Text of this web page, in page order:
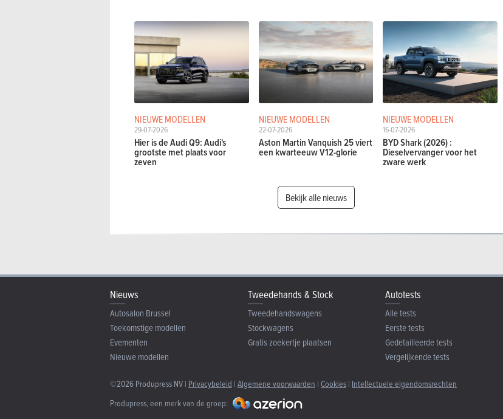
NIEUWE MODELLEN
29-07-2026
Hier is de Audi Q9: Audi's
grootste met plaats voor
zeven
NIEUWE MODELLEN
22-07-2026
Aston Martin Vanquish 25 viert
een kwarteeuw V12-glorie
NIEUWE MODELLEN
16-07-2026
BYD Shark (2026) :
Dieselvervanger voor het
zware werk
Bekijk alle nieuws
Nieuws
Autosalon Brussel
Toekomstige modellen
Evementen
Nieuwe modellen
Tweedehands & Stock
Tweedehandswagens
Stockwagens
Gratis zoekertje plaatsen
Autotests
Alle tests
Eerste tests
Gedetailleerde tests
Vergelijkende tests
©2026 Produpress NV | Privacybeleid | Algemene voorwaarden | Cookies | Intellectuele eigendomsrechten
Produpress, een merk van de groep: